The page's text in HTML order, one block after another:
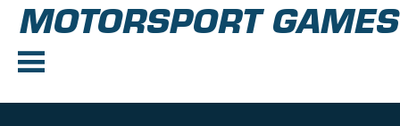
MOTORSPORT GAMES